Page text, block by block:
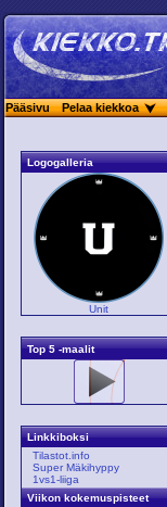
Pääsivu Pelaa kiekkoa
Logogalleria
Unit
Top 5 -maalit
Linkkiboksi
Tilastot.info
Super Mäkihyppy
1vs1-liiga
Viikon kokemuspisteet